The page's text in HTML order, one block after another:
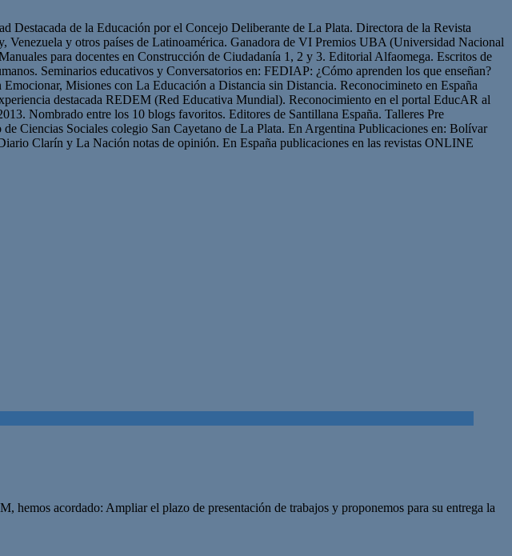
Destacada de la Educación por el Concejo Deliberante de La Plata. Directora de la Revista
y otros países de Latinoamérica. Ganadora de VI Premios UBA (Universidad Nacional
para docentes en Construcción de Ciudadanía 1, 2 y 3. Editorial Alfaomega. Escritos de
Seminarios educativos y Conversatorios en: FEDIAP: ¿Cómo aprenden los que enseñan?
Misiones con La Educación a Distancia sin Distancia. Reconocimineto en España
destacada REDEM (Red Educativa Mundial). Reconocimiento en el portal EducAR al
Nombrado entre los 10 blogs favoritos. Editores de Santillana España. Talleres Pre
Ciencias Sociales colegio San Cayetano de La Plata. En Argentina Publicaciones en: Bolívar
Clarín y La Nación notas de opinión. En España publicaciones en las revistas ONLINE
acordado: Ampliar el plazo de presentación de trabajos y proponemos para su entrega la